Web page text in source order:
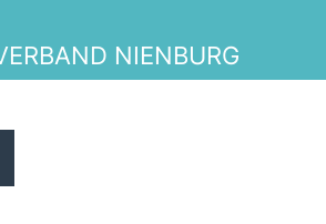
NIENBURG